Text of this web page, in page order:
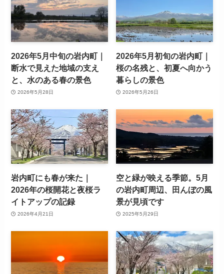
2026年5月中旬の岩内町｜
断水で見えた地域の支え
と、水のある春の景色
2026年5月28日
2026年5月初旬の岩内町｜
桜の名残と、初夏へ向かう
暮らしの景色
2026年5月26日
岩内町にも春が来た｜
2026年の桜開花と夜桜ラ
イトアップの記録
2026年4月21日
空と緑が映える季節。5月
の岩内町周辺、田んぼの風
景が見頃です
2025年5月29日